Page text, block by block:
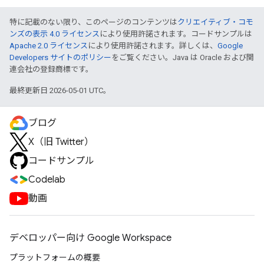
特に記載のない限り、このページのコンテンツはクリエイティブ・コモ
ンズの表示 4.0 ライセンス により使用許諾されます。コードサンプルは
Apache 2.0 ライセンス により使用許諾されます。詳しくは、 Google
Developers サイトのポリシー をご覧ください。Java は Oracle および関
連会社の登録商標です。
最終更新日 2026-05-01 UTC。
ブログ
X（旧 Twitter）
コードサンプル
Codelab
動画
デベロッパー向け Google Workspace
プラットフォームの概要